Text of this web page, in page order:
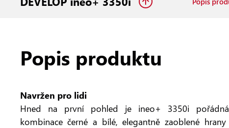
Popis produktu
Navržen pro lidi
Hned na první pohled je ineo+ 3350i
kombinace černé a bílé, elegantně zaoblené